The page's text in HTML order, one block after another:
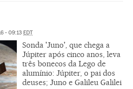
- 09:13 EDT
Sonda 'Juno', que chega a
Júpiter após cinco anos, leva
três bonecos da Lego de
alumínio: Júpiter, o pai dos
deuses; Juno e Galileu Galilei